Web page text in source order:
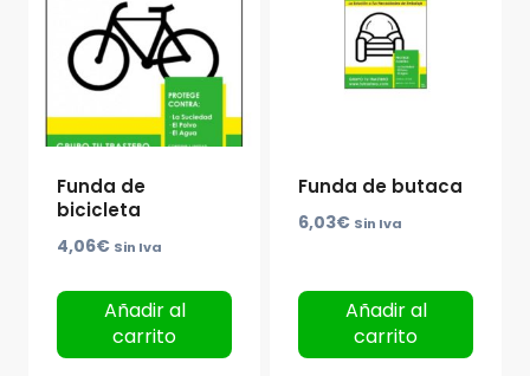
Funda de
bicicleta
4,06€ Sin Iva
Añadir al
carrito
Funda de butaca
6,03€ Sin Iva
Añadir al
carrito